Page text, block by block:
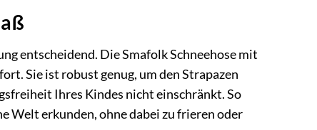
entscheidend. Die Smafolk Schneehose mit
Sie ist robust genug, um den Strapazen
Ihres Kindes nicht einschränkt. So
Welt erkunden, ohne dabei zu frieren oder